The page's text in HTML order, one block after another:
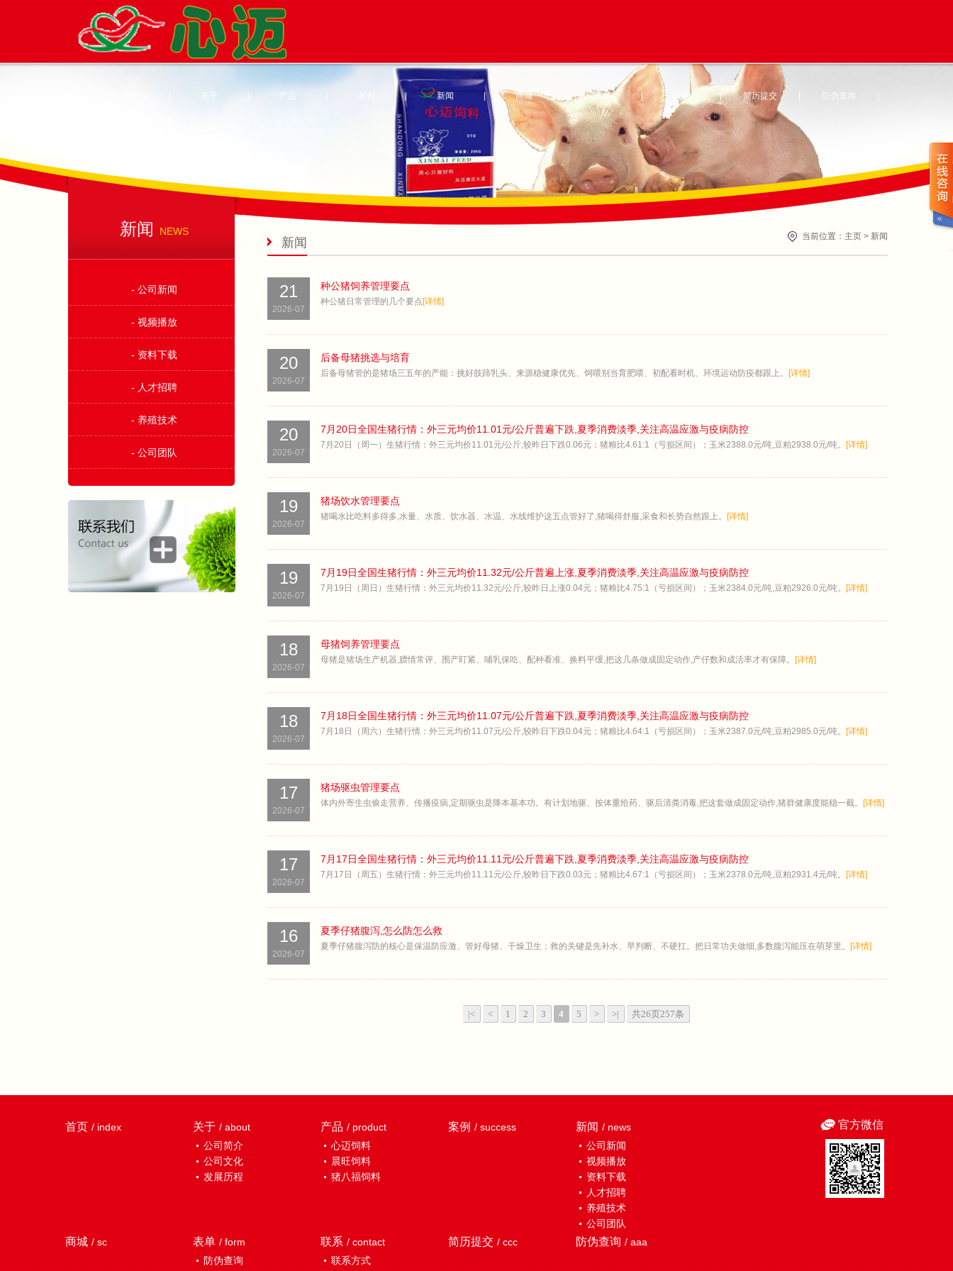
| 新闻 | 商城 表单 | 联系 | 简历提交 防伪查询
新闻 NEWS
- 公司新闻
- 视频播放
- 资料下载
- 人才招聘
- 养殖技术
- 公司团队
当前位置： 主页 > 新闻
新闻
21
2026-07
种公猪饲养管理要点
种公猪日常管理的几个要点[详情]
20
2026-07
后备母猪挑选与培育
后备母猪管的是猪场三五年的产能：挑好肢蹄乳头、来源稳健康优先、饲喂别当育肥喂、初配看时机、环境运动防疫都跟上。 [详情]
20
2026-07
7月20日全国生猪行情：外三元均价11.01元/公斤普遍下跌,夏季消费淡季,关注高温应激与疫病防控
7月20日（周一）生猪行情：外三元均价11.01元/公斤,较昨日下跌0.06元；猪粮比4.61:1（亏损区间）；玉米2388.0元/吨,豆粕2938.0元/吨。 [详情]
19
2026-07
猪场饮水管理要点
猪喝水比吃料多得多,水量、水质、饮水器、水温、水线维护这五点管好了,猪喝得舒服,采食和长势自然跟上。 [详情]
19
2026-07
7月19日全国生猪行情：外三元均价11.32元/公斤普遍上涨,夏季消费淡季,关注高温应激与疫病防控
7月19日（周日）生猪行情：外三元均价11.32元/公斤,较昨日上涨0.04元；猪粮比4.75:1（亏损区间）；玉米2384.0元/吨,豆粕2926.0元/吨。 [详情]
18
2026-07
母猪饲养管理要点
母猪是猪场生产机器,膘情常评、围产盯紧、哺乳保吃、配种看准、换料平缓,把这几条做成固定动作,产仔数和成活率才有保障。 [详情]
18
2026-07
7月18日全国生猪行情：外三元均价11.07元/公斤普遍下跌,夏季消费淡季,关注高温应激与疫病防控
7月18日（周六）生猪行情：外三元均价11.07元/公斤,较昨日下跌0.04元；猪粮比4.64:1（亏损区间）；玉米2387.0元/吨,豆粕2985.0元/吨。 [详情]
17
2026-07
猪场驱虫管理要点
体内外寄生虫偷走营养、传播疫病,定期驱虫是降本基本功。有计划地驱、按体重给药、驱后清粪消毒,把这套做成固定动作,猪群健康度能稳一截。 [详情]
17
2026-07
7月17日全国生猪行情：外三元均价11.11元/公斤普遍下跌,夏季消费淡季,关注高温应激与疫病防控
7月17日（周五）生猪行情：外三元均价11.11元/公斤,较昨日下跌0.03元；猪粮比4.67:1（亏损区间）；玉米2378.0元/吨,豆粕2931.4元/吨。 [详情]
16
2026-07
夏季仔猪腹泻,怎么防怎么救
夏季仔猪腹泻防的核心是保温防应激、管好母猪、干燥卫生；救的关键是先补水、早判断、不硬扛。把日常功夫做细,多数腹泻能压在萌芽里。 [详情]
|< < 1 2 3 4 5 > >| 共26页257条
首页 / index 关于 / about
公司简介
公司文化
发展历程
产品 / product
心迈饲料
晨旺饲料
猪八福饲料
案例 / success 新闻 / news
公司新闻
视频播放
资料下载
人才招聘
养殖技术
公司团队
商城 / sc 表单 / form
防伪查询
联系 / contact
联系方式
简历提交 / ccc 防伪查询 / aaa
官方微信